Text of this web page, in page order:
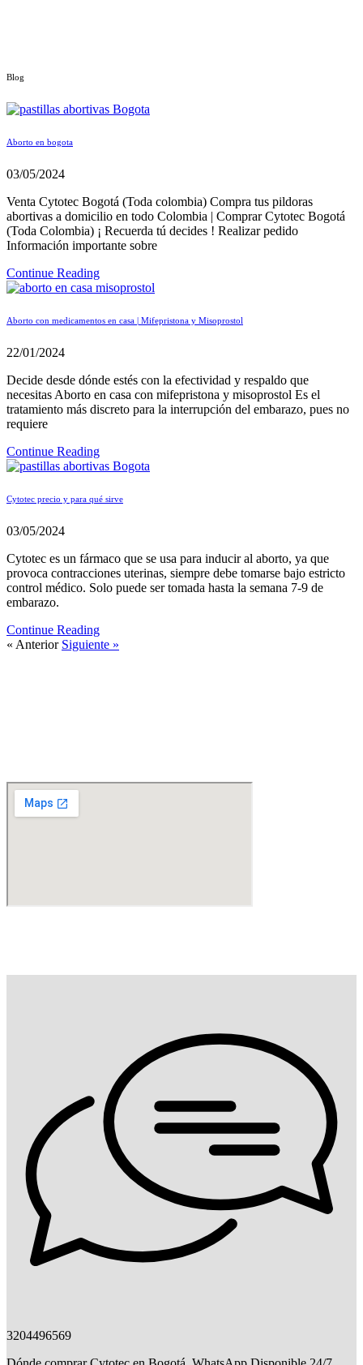
Blog
Aborto en bogota
03/05/2024
Venta Cytotec Bogotá (Toda colombia) Compra tus pildoras
abortivas a domicilio en todo Colombia | Comprar Cytotec Bogotá
(Toda Colombia) ¡ Recuerda tú decides ! Realizar pedido
Información importante sobre
Continue Reading
Aborto con medicamentos en casa | Mifepristona y Misoprostol
22/01/2024
Decide desde dónde estés con la efectividad y respaldo que
necesitas Aborto en casa con mifepristona y misoprostol Es el
tratamiento más discreto para la interrupción del embarazo, pues no
requiere
Continue Reading
Cytotec precio y para qué sirve
03/05/2024
Cytotec es un fármaco que se usa para inducir al aborto, ya que
provoca contracciones uterinas, siempre debe tomarse bajo estricto
control médico. Solo puede ser tomada hasta la semana 7-9 de
embarazo.
Continue Reading
« Anterior Siguiente »
3204496569